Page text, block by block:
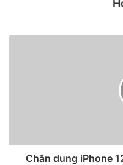
Nguyên mẫu iPhone gập
(notch) ở phần bên trong
Chân dung iPhone